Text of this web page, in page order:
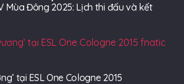
Mùa Đông 2025: Lịch thi đấu và kết
tại ESL One Cologne 2015